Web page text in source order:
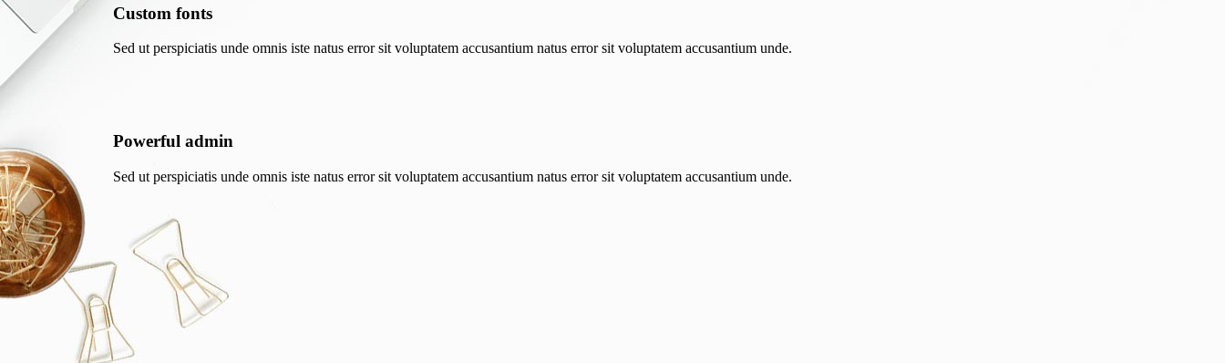
Custom fonts
Sed ut perspiciatis unde omnis iste natus error sit voluptatem accusantium natus error sit voluptatem accusantium unde.
Powerful admin
Sed ut perspiciatis unde omnis iste natus error sit voluptatem accusantium natus error sit voluptatem accusantium unde.